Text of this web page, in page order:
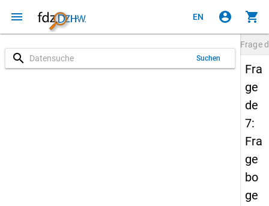
menu EN account_circle shopping_cart
search Suchen
Frage
Fra
ge
de
7:
Fra
ge
bo
ge